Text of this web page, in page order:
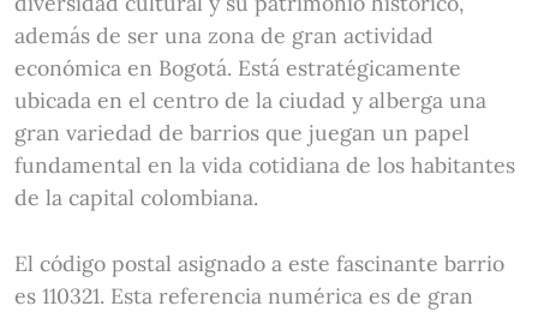
además de ser una zona de gran actividad
económica en Bogotá. Está estratégicamente
ubicada en el centro de la ciudad y alberga una
gran variedad de barrios que juegan un papel
fundamental en la vida cotidiana de los habitantes
de la capital colombiana.
El código postal asignado a este fascinante barrio
es 110321. Esta referencia numérica es de gran